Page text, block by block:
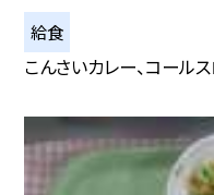
給食
こんさいカレー、コール